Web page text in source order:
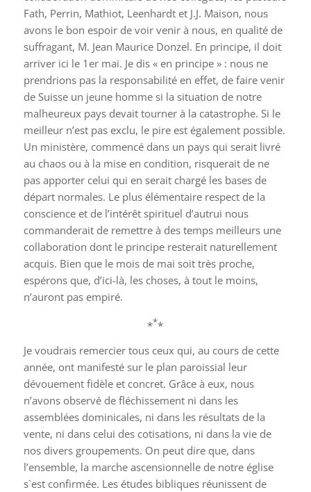
Fath, Perrin, Mathiot, Leenhardt et J.J. Maison, nous
avons le bon espoir de voir venir à nous, en qualité de
suffragant, M. Jean Maurice Donzel. En principe, il doit
arriver ici le 1er mai. Je dis « en principe » : nous ne
prendrions pas la responsabilité en effet, de faire venir
de Suisse un jeune homme si la situation de notre
malheureux pays devait tourner à la catastrophe. Si le
meilleur n’est pas exclu, le pire est également possible.
Un ministère, commencé dans un pays qui serait livré
au chaos ou à la mise en condition, risquerait de ne
pas apporter celui qui en serait chargé les bases de
départ normales. Le plus élémentaire respect de la
conscience et de l’intérêt spirituel d’autrui nous
commanderait de remettre à des temps meilleurs une
collaboration dont le principe resterait naturellement
acquis. Bien que le mois de mai soit très proche,
espérons que, d’ici-là, les choses, à tout le moins,
n’auront pas empiré.
***
Je voudrais remercier tous ceux qui, au cours de cette
année, ont manifesté sur le plan paroissial leur
dévouement fidèle et concret. Grâce à eux, nous
n’avons observé de fléchissement ni dans les
assemblées dominicales, ni dans les résultats de la
vente, ni dans celui des cotisations, ni dans la vie de
nos divers groupements. On peut dire que, dans
l’ensemble, la marche ascensionnelle de notre église
s`est confirmée. Les études bibliques réunissent de